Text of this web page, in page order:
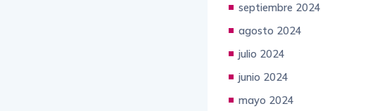
septiembre 2024
agosto 2024
julio 2024
junio 2024
mayo 2024